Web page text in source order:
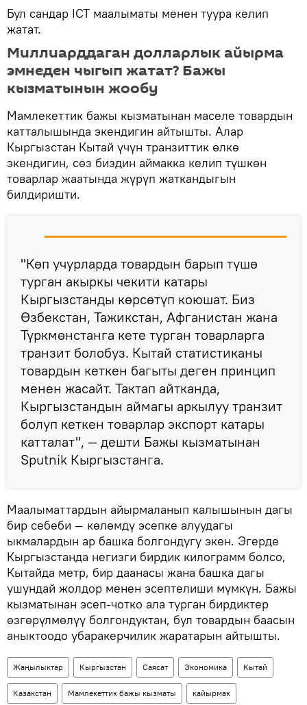
Бул сандар ICT маалыматы менен туура келип
жатат.
Миллиарддаган долларлык айырма
эмнеден чыгып жатат? Бажы
кызматынын жообу
Мамлекеттик бажы кызматынан маселе товардын
катталышында экендигин айтышты. Алар
Кыргызстан Кытай үчүн транзиттик өлкө
экендигин, сөз биздин аймакка келип түшкөн
товарлар жаатында жүрүп жаткандыгын
билдиришти.
"Көп учурларда товардын барып түшө
турган акыркы чекити катары
Кыргызстанды көрсөтүп коюшат. Биз
Өзбекстан, Тажикстан, Афганистан жана
Түркмөнстанга кете турган товарларга
транзит болобуз. Кытай статистиканы
товардын кеткен багыты деген принцип
менен жасайт. Тактап айтканда,
Кыргызстандын аймагы аркылуу транзит
болуп кеткен товарлар экспорт катары
катталат", — дешти Бажы кызматынан
Sputnik Кыргызстанга.
Маалыматтардын айырмаланып калышынын дагы
бир себеби — көлөмдү эсепке алуудагы
ыкмалардын ар башка болгондугу экен. Эгерде
Кыргызстанда негизги бирдик килограмм болсо,
Кытайда метр, бир даанасы жана башка дагы
ушундай жолдор менен эсептелиши мүмкүн. Бажы
кызматынан эсеп-чотко ала турган бирдиктер
өзгөрүлмөлүү болгондуктан, бул товардын баасын
аныктоодо убаракерчилик жаратарын айтышты.
Жаңылыктар Кыргызстан Саясат Экономика Кытай
Казакстан Мамлекеттик бажы кызматы кайырмак